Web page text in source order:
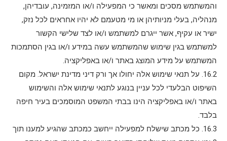
והמשתמש מסכים ומאשר כי המפעילה ו/או המזמינה, עובדיהן,
מנהליה, בעלי מניותיהן או מי מטעמם לא יהיו אחראים לכל נזק,
ישיר או עקיף, אשר ייגרם למשתמש ו/או לצד שלישי הקשור
למשתמש בגין שימוש שהמשתמש עשה במידע ו/או בגין הסתמכות
המשתמש על מידע המוצג באתר ו/או באפליקציה.
16.2. על תנאי שימוש אלה יחולו אך ורק דיני מדינת ישראל. מקום
השיפוט הבלעדי לכל עניין בנוגע לתנאי שימוש אלה והשימוש
באתר ו/או באפליקציה הינו בבתי המשפט המוסמכים בעיר חיפה
בלבד.
16.3. כל מכתב שישלח למפעילה ייחשב כמכתב שהגיע למענו תוך